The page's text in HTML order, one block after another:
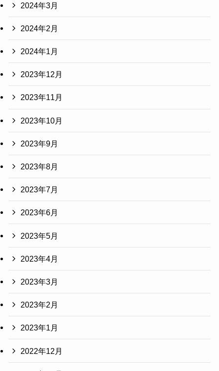
2024年3月
2024年2月
2024年1月
2023年12月
2023年11月
2023年10月
2023年9月
2023年8月
2023年7月
2023年6月
2023年5月
2023年4月
2023年3月
2023年2月
2023年1月
2022年12月